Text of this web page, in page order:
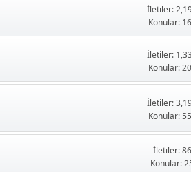
İletiler:
Konular:
İletiler:
Konular:
İletiler:
Konular:
İletiler: 86
Konular: